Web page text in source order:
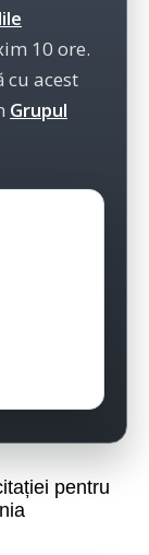
10 ore.
cu acest
Grupul
pentru